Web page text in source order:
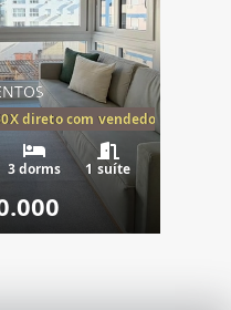
direto com vendedor
3 dorms 1 suíte